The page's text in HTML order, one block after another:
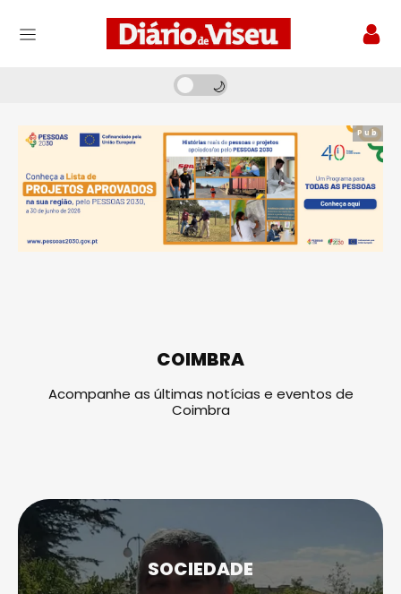
Pub
COIMBRA
Acompanhe as últimas notícias e eventos de
Coimbra
SOCIEDADE